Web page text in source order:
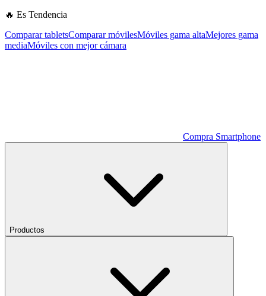
🔥 Es Tendencia
Comparar tabletsComparar móvilesMóviles gama altaMejores gama
mediaMóviles con mejor cámara
Compra Smartphone
Productos